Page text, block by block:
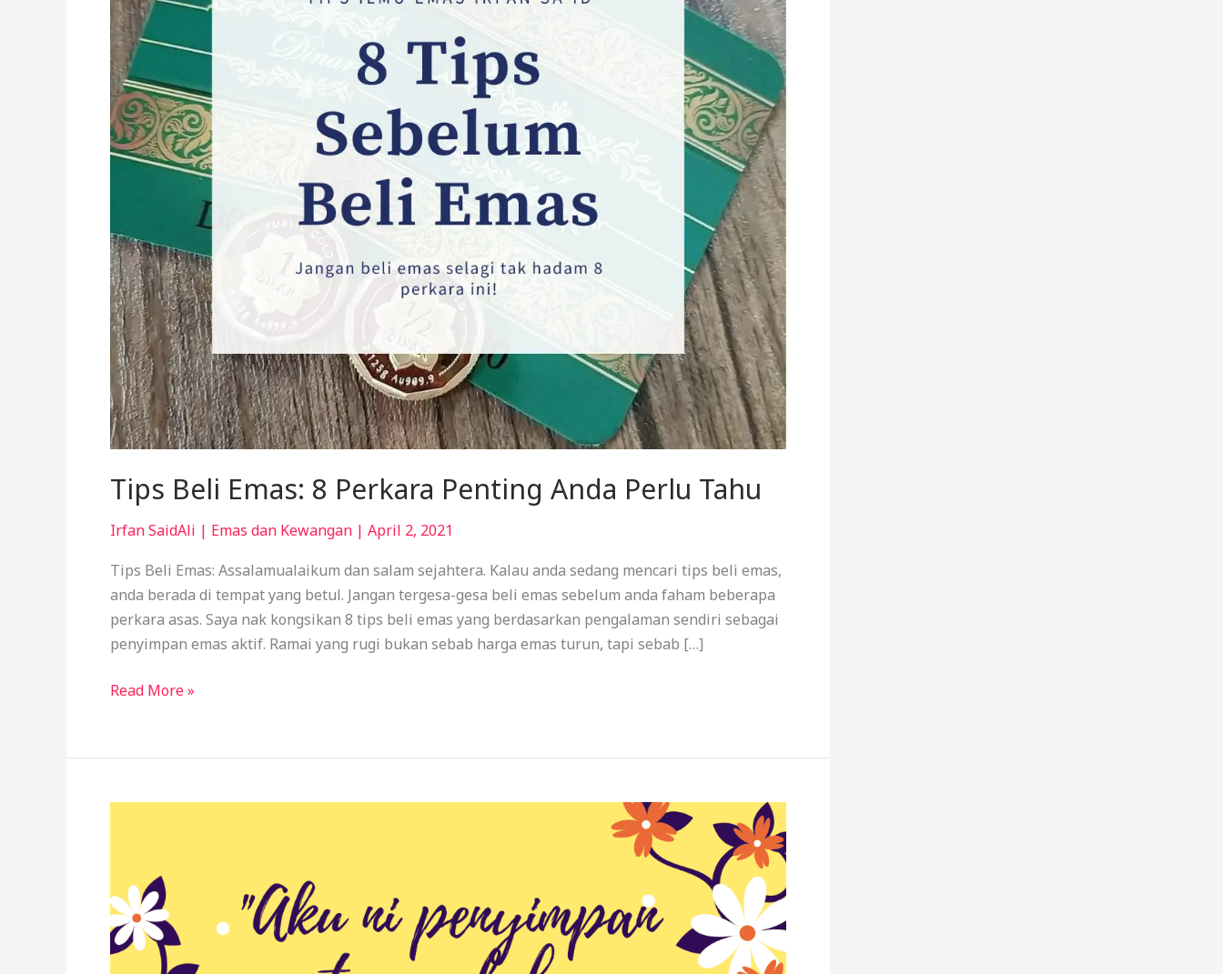
Tips Beli Emas: 8 Perkara Penting Anda Perlu Tahu
Irfan SaidAli | Emas dan Kewangan | April 2, 2021
Tips Beli Emas: Assalamualaikum dan salam sejahtera. Kalau anda sedang mencari tips beli emas,
anda berada di tempat yang betul. Jangan tergesa-gesa beli emas sebelum anda faham beberapa
perkara asas. Saya nak kongsikan 8 tips beli emas yang berdasarkan pengalaman sendiri sebagai
penyimpan emas aktif. Ramai yang rugi bukan sebab harga emas turun, tapi sebab […]
Penting
Anda
Perlu
Tahu
Read More »
dan
Pelabur
Emas
di